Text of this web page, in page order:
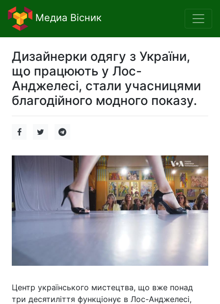
Медиа Вісник
Дизайнерки одягу з України,
що працюють у Лос-
Анджелесі, стали учасницями
благодійного модного показу.
Центр українського мистецтва, що вже понад
три десятиліття функціонує в Лос-Анджелесі,